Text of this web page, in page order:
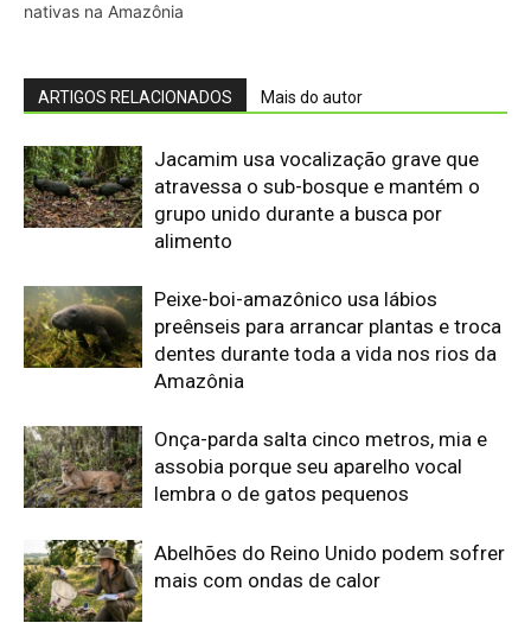
nativas na Amazônia
ARTIGOS RELACIONADOS Mais do autor
Jacamim usa vocalização grave que
atravessa o sub-bosque e mantém o
grupo unido durante a busca por
alimento
Peixe-boi-amazônico usa lábios
preênseis para arrancar plantas e troca
dentes durante toda a vida nos rios da
Amazônia
Onça-parda salta cinco metros, mia e
assobia porque seu aparelho vocal
lembra o de gatos pequenos
Abelhões do Reino Unido podem sofrer
mais com ondas de calor